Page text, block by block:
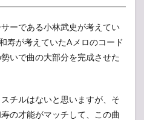
ーである小林武史が考えてい
寿が考えていたAメロのコード
いで曲の大部分を完成させた
チルはないと思いますが、そ
の才能がマッチして、この曲